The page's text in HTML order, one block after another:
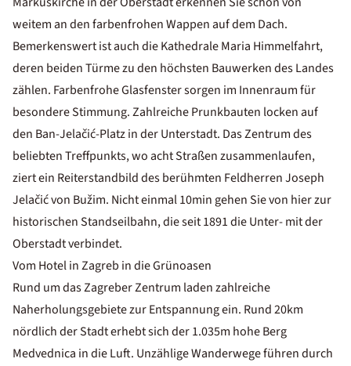
weitem an den farbenfrohen Wappen auf dem Dach.
Bemerkenswert ist auch die Kathedrale Maria Himmelfahrt,
deren beiden Türme zu den höchsten Bauwerken des Landes
zählen. Farbenfrohe Glasfenster sorgen im Innenraum für
besondere Stimmung. Zahlreiche Prunkbauten locken auf
den Ban-Jelačić-Platz in der Unterstadt. Das Zentrum des
beliebten Treffpunkts, wo acht Straßen zusammenlaufen,
ziert ein Reiterstandbild des berühmten Feldherren Joseph
Jelačić von Bužim. Nicht einmal 10min gehen Sie von hier zur
historischen Standseilbahn, die seit 1891 die Unter- mit der
Oberstadt verbindet.
Vom Hotel in Zagreb in die Grünoasen
Rund um das Zagreber Zentrum laden zahlreiche
Naherholungsgebiete zur Entspannung ein. Rund 20km
nördlich der Stadt erhebt sich der 1.035m hohe Berg
Medvednica in die Luft. Unzählige Wanderwege führen durch